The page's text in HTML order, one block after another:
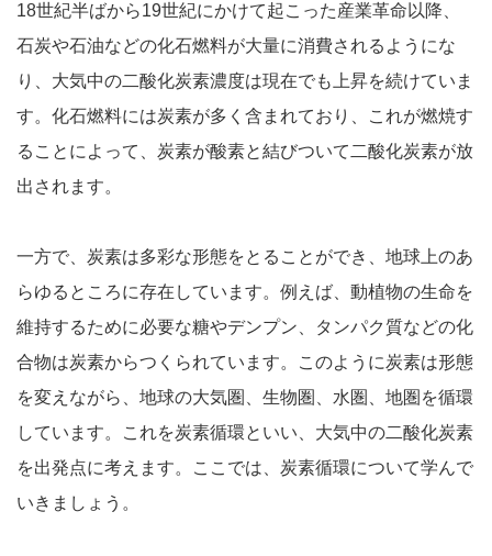
18世紀半ばから19世紀にかけて起こった産業革命以降、
石炭や石油などの化石燃料が大量に消費されるようにな
り、大気中の二酸化炭素濃度は現在でも上昇を続けていま
す。化石燃料には炭素が多く含まれており、これが燃焼す
ることによって、炭素が酸素と結びついて二酸化炭素が放
出されます。
一方で、炭素は多彩な形態をとることができ、地球上のあ
らゆるところに存在しています。例えば、動植物の生命を
維持するために必要な糖やデンプン、タンパク質などの化
合物は炭素からつくられています。このように炭素は形態
を変えながら、地球の大気圏、生物圏、水圏、地圏を循環
しています。これを炭素循環といい、大気中の二酸化炭素
を出発点に考えます。ここでは、炭素循環について学んで
いきましょう。